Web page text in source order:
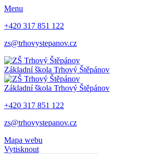
Menu
+420 317 851 122
zs@trhovystepanov.cz
Základní škola Trhový Štěpánov
Základní škola Trhový Štěpánov
+420 317 851 122
zs@trhovystepanov.cz
Mapa webu
Vytisknout